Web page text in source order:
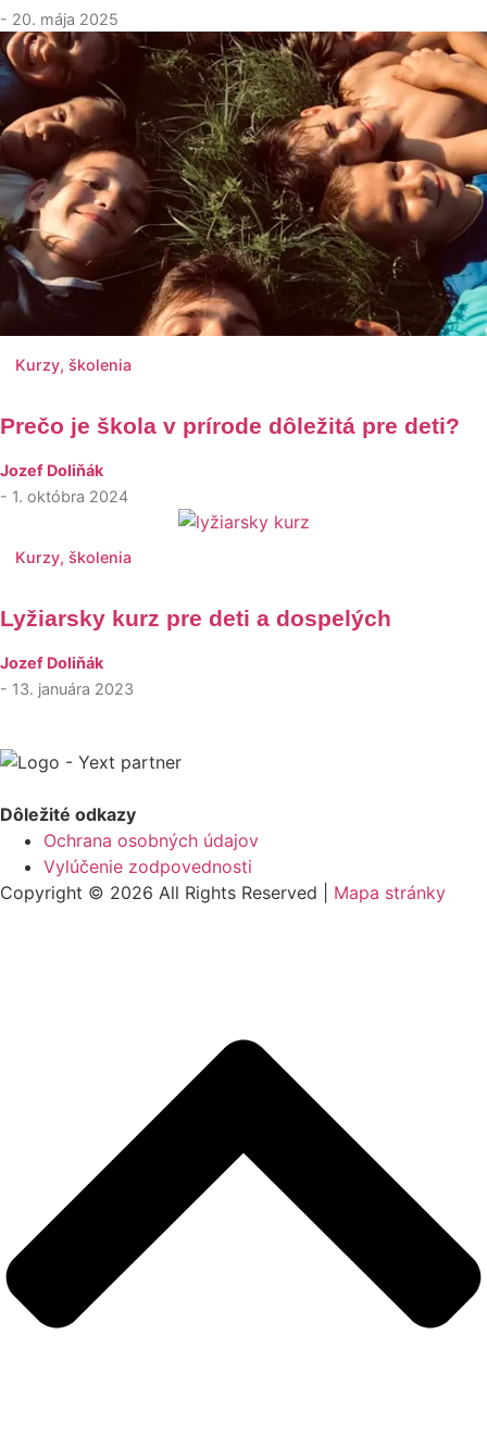
- 20. mája 2025
Kurzy, školenia
Prečo je škola v prírode dôležitá pre deti?
Jozef Doliňák
- 1. októbra 2024
Kurzy, školenia
Lyžiarsky kurz pre deti a dospelých
Jozef Doliňák
- 13. januára 2023
Dôležité odkazy
Ochrana osobných údajov
Vylúčenie zodpovednosti
Copyright © 2026 All Rights Reserved | Mapa stránky